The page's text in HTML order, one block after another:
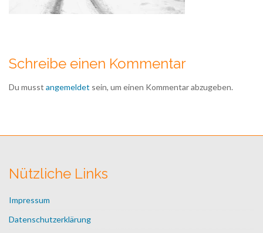
Schreibe einen Kommentar
Du musst angemeldet sein, um einen Kommentar abzugeben.
Nützliche Links
Impressum
Datenschutzerklärung